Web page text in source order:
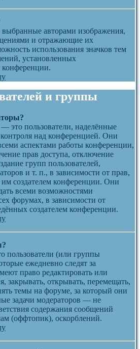
авторами изображения,
и отражающие их
использования значков тем
установленных
конференции.
и группы
это пользователи, наделённые
над конференцией. Они
аспектами работы конференции,
прав доступа, отключение
групп пользователей,
и т. п., в зависимости от прав,
создателем конференции. Они
всеми возможностями
форумах, в зависимости от
создателем конференции.
пользователи (или группы
ежедневно следят за
право редактировать или
закрывать, открывать, перемещать,
темы на форуме, за который они
задачи модераторов — не
содержания сообщений
(оффтопик), оскорблений.